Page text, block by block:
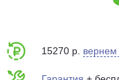
15270 р. вернем